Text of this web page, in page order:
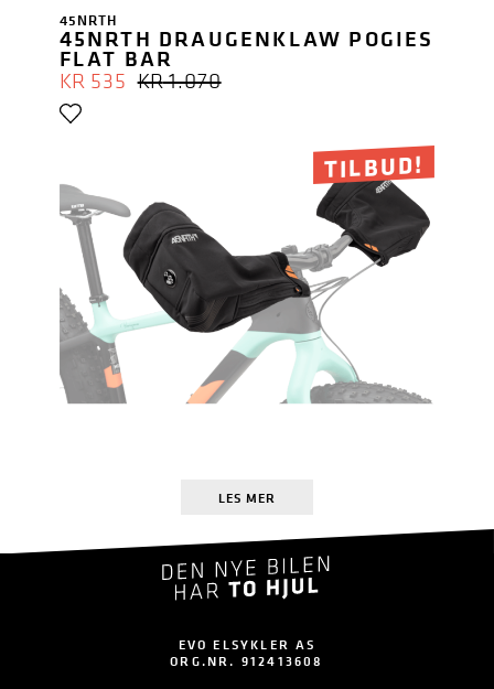
TILBUD!
45NRTH
45NRTH DRAUGENKLAW POGIES
FLAT BAR
KR1.070OPPRINNELIG
KR 535
NÅVÆRENDE
LES MER
EVO ELSYKLER AS
ORG.NR. 912413608